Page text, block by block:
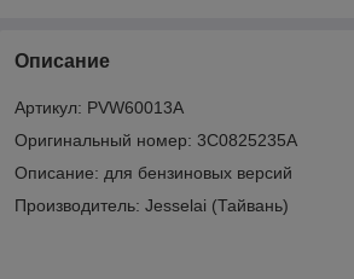
Описание
Артикул: PVW60013A
Оригинальный номер: 3C0825235A
Описание: для бензиновых версий
Производитель: Jesselai (Тайвань)